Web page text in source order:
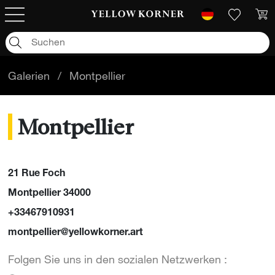
Galerien / Montpellier
Montpellier
21 Rue Foch
Montpellier 34000
+33467910931
montpellier@yellowkorner.art
Folgen Sie uns in den sozialen Netzwerken :